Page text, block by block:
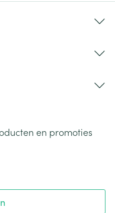
en promoties